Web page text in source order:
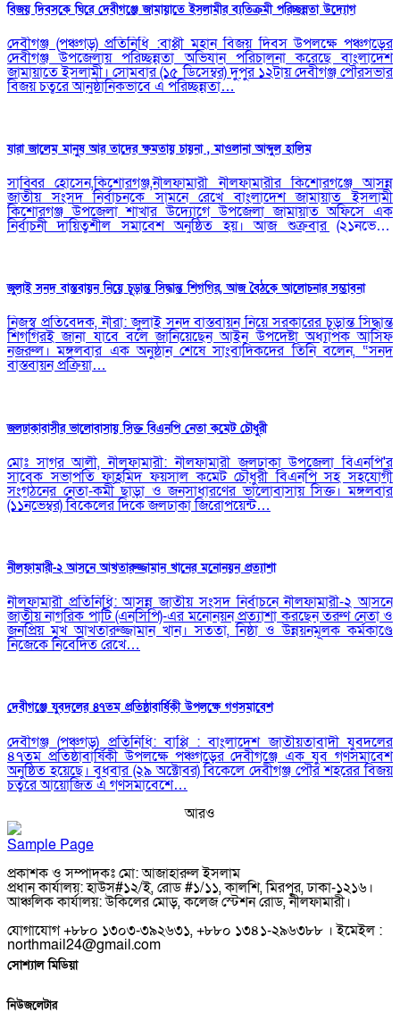
বিজয় দিবসকে ঘিরে দেবীগঞ্জে জামায়াতে ইসলামীর ব্যতিক্রমী পরিচ্ছন্নতা উদ্যোগ
দেবীগঞ্জ (পঞ্চগড়) প্রতিনিধি :বাপ্পী মহান বিজয় দিবস উপলক্ষে পঞ্চগড়ের
দেবীগঞ্জ উপজেলায় পরিচ্ছন্নতা অভিযান পরিচালনা করেছে বাংলাদেশ
জামায়াতে ইসলামী। সোমবার (১৫ ডিসেম্বর) দুপুর ১২টায় দেবীগঞ্জ পৌরসভার
বিজয় চত্বরে আনুষ্ঠানিকভাবে এ পরিচ্ছন্নতা…
যারা জালেম মানুষ আর তাদের ক্ষমতায় চায়না , মাওলানা আব্দুল হালিম
সাব্বির হোসেন,কিশোরগঞ্জ,নীলফামারী নীলফামারীর কিশোরগঞ্জে আসন্ন
জাতীয় সংসদ নির্বাচনকে সামনে রেখে বাংলাদেশ জামায়াত ইসলামী
কিশোরগঞ্জ উপজেলা শাখার উদ্যোগে উপজেলা জামায়াত অফিসে এক
নির্বাচনী দায়িত্বশীল সমাবেশ অনুষ্ঠিত হয়। আজ শুক্রবার (২১নভেম্বর)
জুলাই সনদ বাস্তবায়ন নিয়ে চূড়ান্ত সিদ্ধান্ত শিগগির, আজ বৈঠকে আলোচনার সম্ভাবনা
নিজস্ব প্রতিবেদক, নীরা: জুলাই সনদ বাস্তবায়ন নিয়ে সরকারের চূড়ান্ত সিদ্ধান্ত
শিগগিরই জানা যাবে বলে জানিয়েছেন আইন উপদেষ্টা অধ্যাপক আসিফ
নজরুল। মঙ্গলবার এক অনুষ্ঠান শেষে সাংবাদিকদের তিনি বলেন, “সনদ
বাস্তবায়ন প্রক্রিয়া…
জলঢাকাবাসীর ভালোবাসায় সিক্ত বিএনপি নেতা কমেট চৌধুরী
মোঃ সাগর আলী, নীলফামারী: নীলফামারী জলঢাকা উপজেলা বিএনপি'র
সাবেক সভাপতি ফাহমিদ ফয়সাল কমেট চৌধুরী বিএনপি সহ সহযোগী
সংগঠনের নেতা-কর্মী ছাড়া ও জনসাধারণের ভালোবাসায় সিক্ত। মঙ্গলবার
(১১নভেম্বর) বিকেলের দিকে জলঢাকা জিরোপয়েন্ট…
নীলফামারী-২ আসনে আখতারুজ্জামান খানের মনোনয়ন প্রত্যাশা
নীলফামারী প্রতিনিধি: আসন্ন জাতীয় সংসদ নির্বাচনে নীলফামারী-২ আসনে
জাতীয় নাগরিক পার্টি (এনসিপি)-এর মনোনয়ন প্রত্যাশা করছেন তরুণ নেতা ও
জনপ্রিয় মুখ আখতারুজ্জামান খান। সততা, নিষ্ঠা ও উন্নয়নমূলক কর্মকাণ্ডে
নিজেকে নিবেদিত রেখে…
দেবীগঞ্জে যুবদলের ৪৭তম প্রতিষ্ঠাবার্ষিকী উপলক্ষে গণসমাবেশ
দেবীগঞ্জ (পঞ্চগড়) প্রতিনিধি: বাপ্পি : বাংলাদেশ জাতীয়তাবাদী যুবদলের
৪৭তম প্রতিষ্ঠাবার্ষিকী উপলক্ষে পঞ্চগড়ের দেবীগঞ্জে এক যুব গণসমাবেশ
অনুষ্ঠিত হয়েছে। বুধবার (২৯ অক্টোবর) বিকেলে দেবীগঞ্জ পৌর শহরের বিজয়
চত্বরে আয়োজিত এ গণসমাবেশে…
আরও
Sample Page
প্রকাশক ও সম্পাদকঃ মো: আজাহারুল ইসলাম
প্রধান কার্যালয়: হাউস#১২/ই, রোড #১/১১, কালশি, মিরপুর, ঢাকা-১২১৬।
আঞ্চলিক কার্যালয়: উকিলের মোড়, কলেজ স্টেশন রোড, নীলফামারী।
যোগাযোগ +৮৮০ ১৩০৩-৩৯২৬৩১, +৮৮০ ১৩৪১-২৯৬৩৮৮ । ইমেইল :
northmail24@gmail.com
সোশ্যাল মিডিয়া
নিউজলেটার